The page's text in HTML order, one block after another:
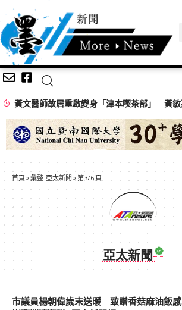
首頁 » 彙整: 亞太新聞 » 第 376 頁
亞太新聞
市議員楊朝偉歲末送暖 致贈香菇麻油飯感